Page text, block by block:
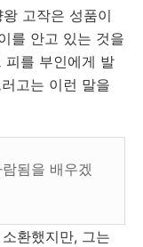
고작은 성품이
를 안고 있는 것을
피를 부인에게 발
고는 이런 말을
됨을 배우겠
환했지만, 그는